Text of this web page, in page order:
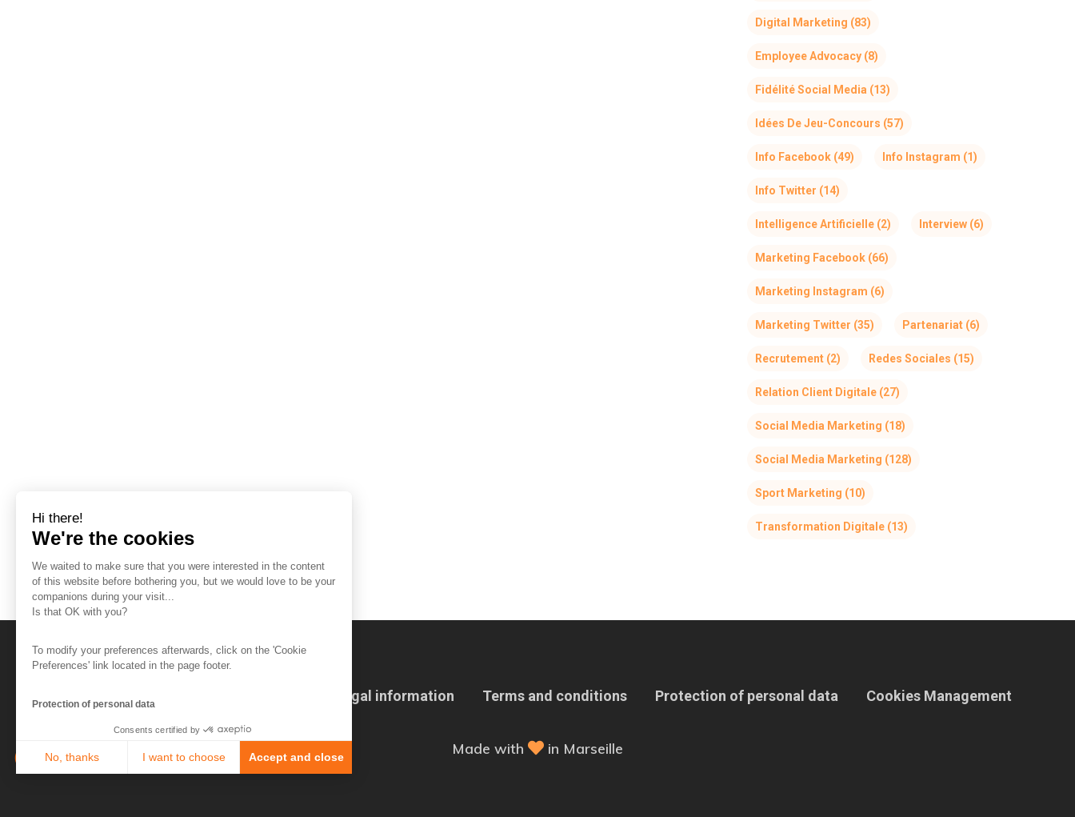
Hi there!
We're the cookies
We waited to make sure that you were interested in the content
of this website before bothering you, but we would love to be your
companions during your visit...
Is that OK with you?
To modify your preferences afterwards, click on the 'Cookie
Preferences' link located in the page footer.
Protection of personal data
Consents certified by
No, thanks I want to choose Accept and close
Digital Marketing (83)
Employee Advocacy(8)
Fidélité Social Media (13)
Idées De Jeu-Concours (57)
Info Facebook(49) Info Instagram (1)
Info Twitter (14)
Intelligence Artificielle(2) Interview(6)
Marketing Facebook(66)
Marketing Instagram (6)
Marketing Twitter (35) Partenariat(6)
Recrutement(2) Redes Sociales (15)
Relation Client Digitale(27)
Social Media Marketing (18)
Social Media Marketing (128)
Sport Marketing (10)
Transformation Digitale(13)
Legal information Terms and conditions Protection of personal data Cookies Management
Made with in Marseille